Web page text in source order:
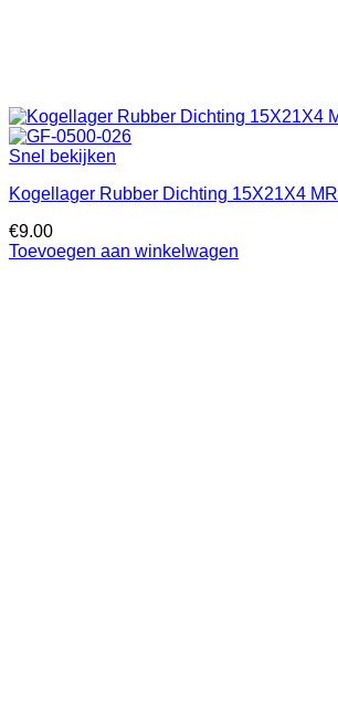
Snel bekijken
Kogellager Rubber Dichting 15X21X4
€9.00
Toevoegen aan winkelwagen